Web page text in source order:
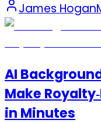
James Hogan
AI
Make
in Minutes